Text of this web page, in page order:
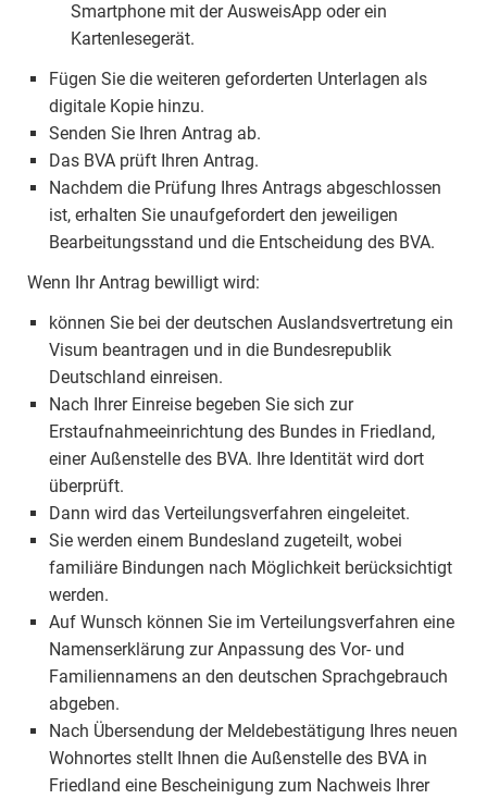
Smartphone mit der AusweisApp oder ein
Kartenlesegerät.
Fügen Sie die weiteren geforderten Unterlagen als
digitale Kopie hinzu.
Senden Sie Ihren Antrag ab.
Das BVA prüft Ihren Antrag.
Nachdem die Prüfung Ihres Antrags abgeschlossen
ist, erhalten Sie unaufgefordert den jeweiligen
Bearbeitungsstand und die Entscheidung des BVA.
Wenn Ihr Antrag bewilligt wird:
können Sie bei der deutschen Auslandsvertretung ein
Visum beantragen und in die Bundesrepublik
Deutschland einreisen.
Nach Ihrer Einreise begeben Sie sich zur
Erstaufnahmeeinrichtung des Bundes in Friedland,
einer Außenstelle des BVA. Ihre Identität wird dort
überprüft.
Dann wird das Verteilungsverfahren eingeleitet.
Sie werden einem Bundesland zugeteilt, wobei
familiäre Bindungen nach Möglichkeit berücksichtigt
werden.
Auf Wunsch können Sie im Verteilungsverfahren eine
Namenserklärung zur Anpassung des Vor- und
Familiennamens an den deutschen Sprachgebrauch
abgeben.
Nach Übersendung der Meldebestätigung Ihres neuen
Wohnortes stellt Ihnen die Außenstelle des BVA in
Friedland eine Bescheinigung zum Nachweis Ihrer